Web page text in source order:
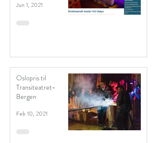
Jun 1, 2021
Oslopris til
Transiteatret-
Bergen
Feb 10, 2021